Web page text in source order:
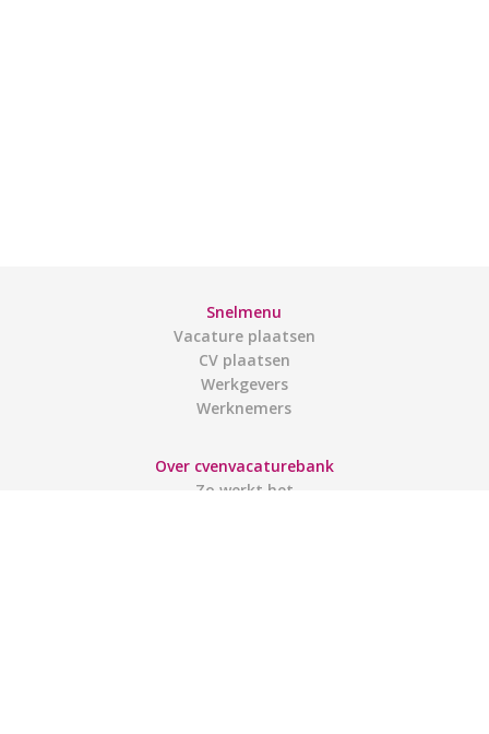
Snelmenu
Vacature plaatsen
CV plaatsen
Werkgevers
Werknemers
Over cvenvacaturebank
Zo werkt het